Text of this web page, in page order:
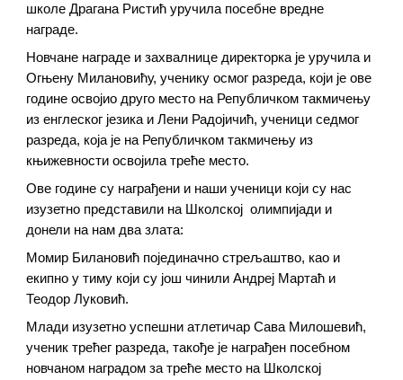
школе Драгана Ристић уручила посебне вредне
награде.
Новчане награде и захвалнице директорка је уручила и
Огњену Милановићу, ученику осмог разреда, који је ове
године освојио друго место на Републичком такмичењу
из енглеског језика и Лени Радојичић, ученици седмог
разреда, која је на Републичком такмичењу из
књижевности освојила треће место.
Ове године су награђени и наши ученици који су нас
изузетно представили на Школској олимпијади и
донели на нам два злата:
Момир Билановић појединачно стрељаштво, као и
екипно у тиму који су још чинили Андреј Мартаћ и
Теодор Луковић.
Млади изузетно успешни атлетичар Сава Милошевић,
ученик трећег разреда, такође је награђен посебном
новчаном наградом за треће место на Школској